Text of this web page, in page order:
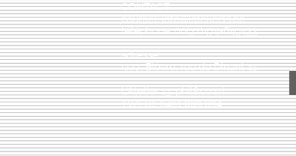
CONTACT:
courriel:info@latelier13.be
téléphone: 00(32)474-649433
adresse:
5555 Bièvre, rue de Dinant 41
L'Atelier 13, phil&co srl
TVA: BE 0461 089 894